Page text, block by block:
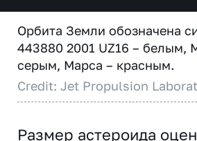
Орбита Земли обозначена
443880 2001 UZ16 – белым,
серым, Марса – красным.
Credit: Jet Propulsion
Размер астероида